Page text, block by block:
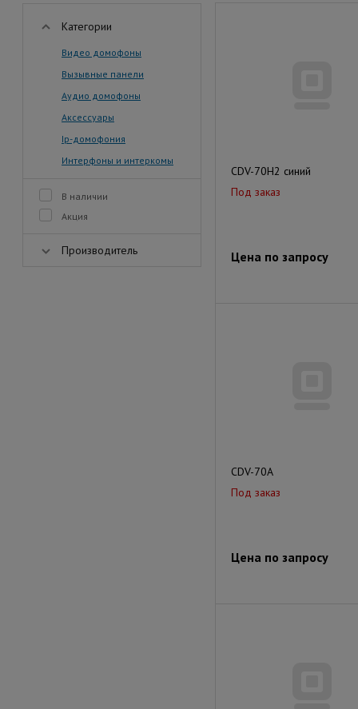
Категории
Видео домофоны
Вызывные панели
Аудио домофоны
Аксессуары
Ip-домофония
Интерфоны и интеркомы
В наличии
Акция
Производитель
CDV-70H2 синий
Под заказ
Цена по запросу
CDV-70A
Под заказ
Цена по запросу